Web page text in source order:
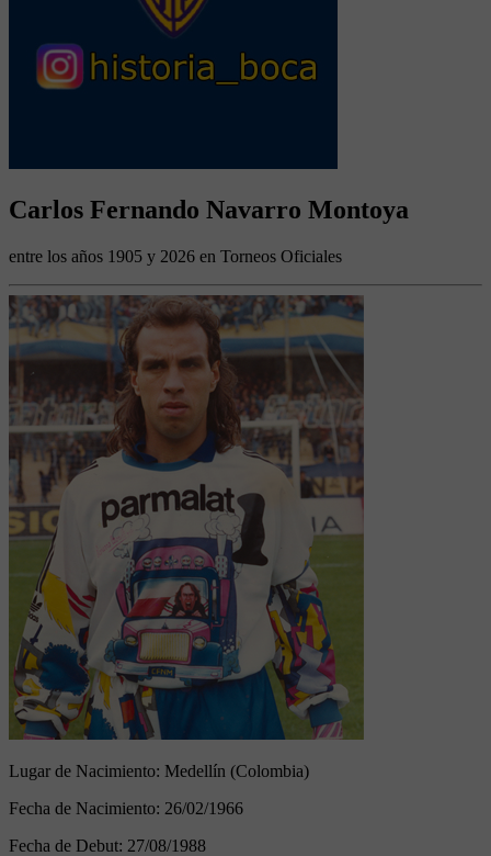
Carlos Fernando Navarro Montoya
entre los años 1905 y 2026 en Torneos Oficiales
Lugar de Nacimiento: Medellín (Colombia)
Fecha de Nacimiento: 26/02/1966
Fecha de Debut: 27/08/1988